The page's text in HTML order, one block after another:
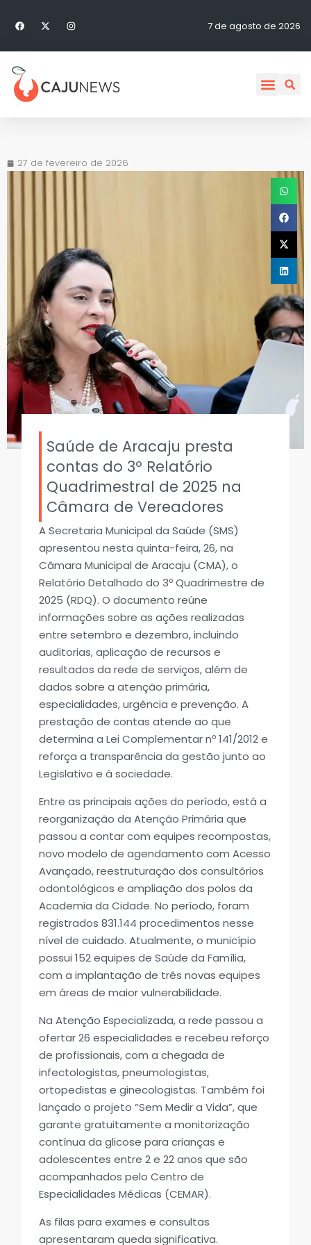
7 de agosto de 2026
27 de fevereiro de 2026
Saúde de Aracaju presta
contas do 3º Relatório
Quadrimestral de 2025 na
Câmara de Vereadores
A Secretaria Municipal da Saúde (SMS)
apresentou nesta quinta-feira, 26, na
Câmara Municipal de Aracaju (CMA), o
Relatório Detalhado do 3º Quadrimestre de
2025 (RDQ). O documento reúne
informações sobre as ações realizadas
entre setembro e dezembro, incluindo
auditorias, aplicação de recursos e
resultados da rede de serviços, além de
dados sobre a atenção primária,
especialidades, urgência e prevenção. A
prestação de contas atende ao que
determina a Lei Complementar nº 141/2012 e
reforça a transparência da gestão junto ao
Legislativo e à sociedade.
Entre as principais ações do período, está a
reorganização da Atenção Primária que
passou a contar com equipes recompostas,
novo modelo de agendamento com Acesso
Avançado, reestruturação dos consultórios
odontológicos e ampliação dos polos da
Academia da Cidade. No período, foram
registrados 831.144 procedimentos nesse
nível de cuidado. Atualmente, o município
possui 152 equipes de Saúde da Família,
com a implantação de três novas equipes
em áreas de maior vulnerabilidade.
Na Atenção Especializada, a rede passou a
ofertar 26 especialidades e recebeu reforço
de profissionais, com a chegada de
infectologistas, pneumologistas,
ortopedistas e ginecologistas. Também foi
lançado o projeto “Sem Medir a Vida”, que
garante gratuitamente a monitorização
contínua da glicose para crianças e
adolescentes entre 2 e 22 anos que são
acompanhados pelo Centro de
Especialidades Médicas (CEMAR).
As filas para exames e consultas
apresentaram queda significativa.